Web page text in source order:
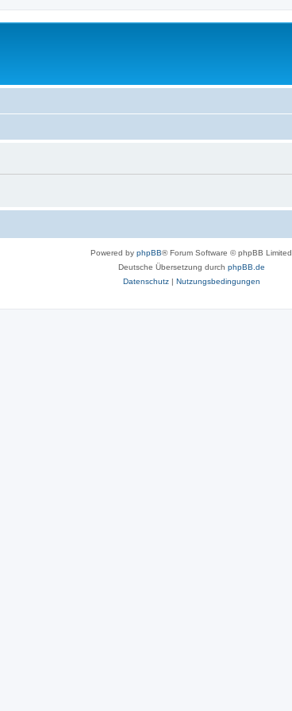
Powered by phpBB® Forum Software © phpBB Limited
Deutsche Übersetzung durch phpBB.de
Datenschutz| Nutzungsbedingungen